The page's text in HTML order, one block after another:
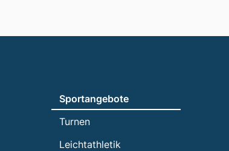
Sportangebote
Turnen
Leichtathletik